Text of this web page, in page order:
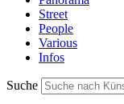
Street
People
Various
Infos
Suche